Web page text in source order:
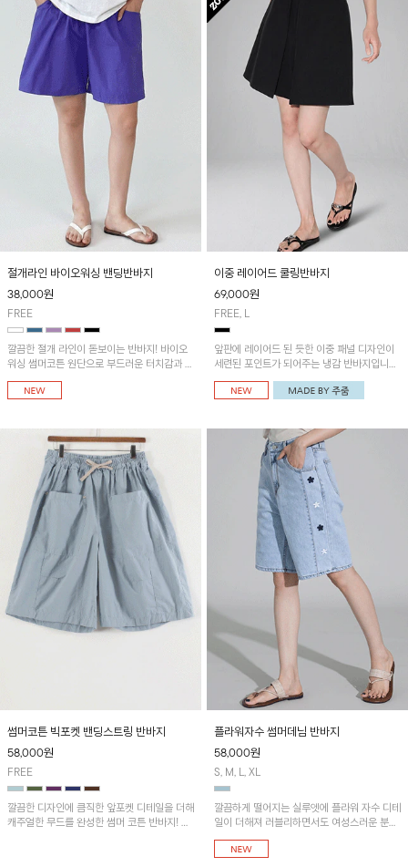
절개라인 바이오워싱 밴딩반바지
38,000원
FREE
깔끔한 절개 라인이 돋보이는 반바지! 바이오
워싱 썸머코튼 원단으로 부드러운 터치감과 편
안한 느낌을 더했으며 허리 밴딩 디자인으로
부담 없이 착용하기 좋은 썸머 데일리 아이템
이중 레이어드 쿨링반바지
69,000원
FREE, L
앞판에 레이어드 된 듯한 이중 패널 디자인이
세련된 포인트가 되어주는 냉감 반바지입니다.
자연스럽게 퍼지는 와이드 실루엣이 여유롭고
멋스러운 핏을 연출하며, 허리 반밴딩으로 편
썸머코튼 빅포켓 밴딩스트링 반바지
58,000원
FREE
깔끔한 디자인에 큼직한 앞포켓 디테일을 더해
캐주얼한 무드를 완성한 썸머 코튼 반바지! 허
플라워자수 썸머데님 반바지
58,000원
S, M, L, XL
깔끔하게 떨어지는 실루엣에 플라워 자수 디테
일이 더해져 러블리하면서도 여성스러운 분위
기를 연출해 줍니다. 데일리 하게 매치하기 좋
은 디자인으로 다양한 상의와 함께 스타일링하